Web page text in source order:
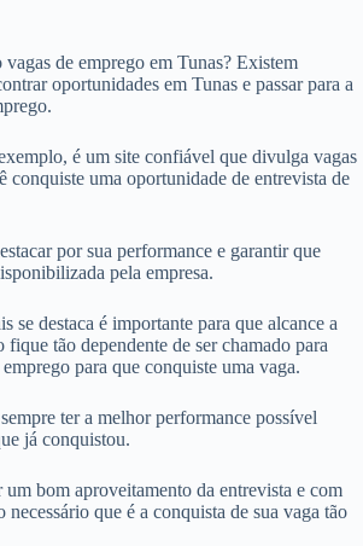
de emprego em Tunas? Existem
oportunidades em Tunas e passar para a
é um site confiável que divulga vagas
conquiste uma oportunidade de entrevista de
por sua performance e garantir que
pela empresa.
se destaca é importante para que alcance a
fique tão dependente de ser chamado para
para que conquiste uma vaga.
ter a melhor performance possível
já conquistou.
um bom aproveitamento da entrevista e com
necessário que é a conquista de sua vaga tão